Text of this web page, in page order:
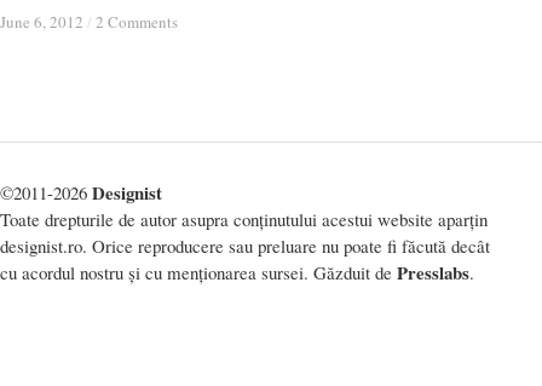
June 6, 2012 / 2 Comments
June 6, 2012 / 2 Comments
©2011-2026 Designist
Toate drepturile de autor asupra conținutului acestui website aparțin
designist.ro. Orice reproducere sau preluare nu poate fi făcută decât
cu acordul nostru și cu menționarea sursei. Găzduit de Presslabs.